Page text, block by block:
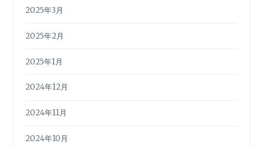
2025年3月
2025年2月
2025年1月
2024年12月
2024年11月
2024年10月